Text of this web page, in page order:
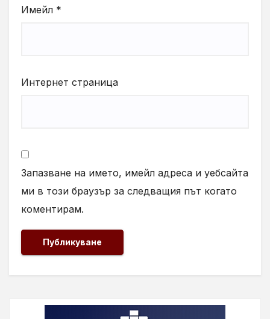
Имейл *
Интернет страница
Запазване на името, имейл адреса и уебсайта
ми в този браузър за следващия път когато
коментирам.